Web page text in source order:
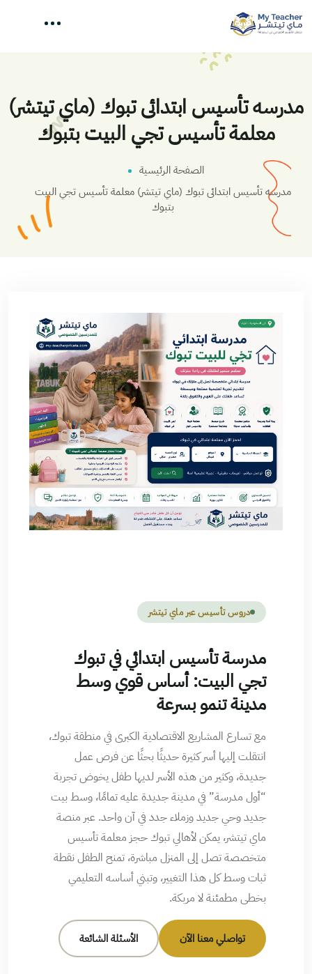
مدرسه تأسيس ابتدائى تبوك (ماي تيتشر)
معلمة تأسيس تجي البيت بتبوك
الصفحة الرئيسية
مدرسه تأسيس ابتدائى تبوك (ماي تيتشر) معلمة تأسيس تجي البيت
بتبوك
دروس تأسيس عبر ماي تيتشر
مدرسة تأسيس ابتدائي في تبوك
تجي البيت: أساس قوي وسط
مدينة تنمو بسرعة
مع تسارع المشاريع الاقتصادية الكبرى في منطقة تبوك،
انتقلت إليها أسر كثيرة حديثًا بحثًا عن فرص عمل
جديدة، وكثير من هذه الأسر لديها طفل يخوض تجربة
“أول مدرسة” في مدينة جديدة عليه تمامًا، وسط بيت
جديد وحي جديد وزملاء جدد في آن واحد. عبر منصة
ماي تيتشر، يمكن لأهالي تبوك حجز معلمة تأسيس
متخصصة تصل إلى المنزل مباشرة، تمنح الطفل نقطة
ثبات وسط كل هذا التغيير، وتبني أساسه التعليمي
بخطى مطمئنة لا مربكة.
تواصلي معنا الآن الأسئلة الشائعة